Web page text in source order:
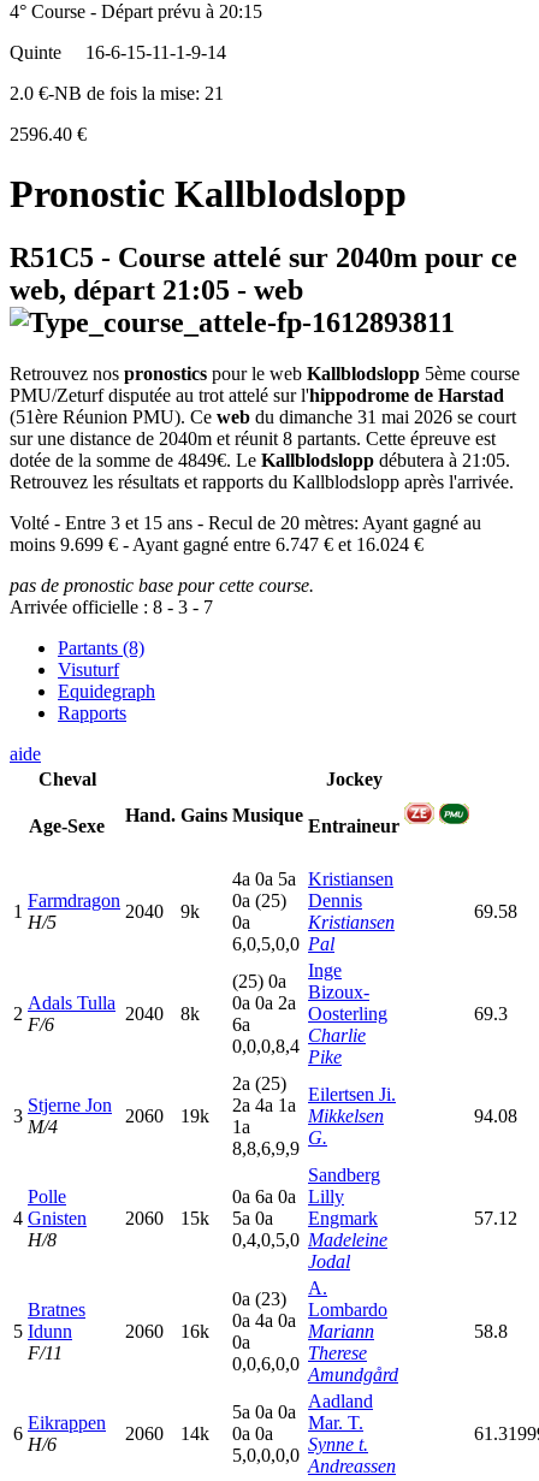
4° Course - Départ prévu à 20:15
Quinte
16-6-15-11-1-9-14
2.0 €-NB de fois la mise: 21
2596.40 €
Pronostic Kallblodslopp
R51C5 - Course attelé sur 2040m pour ce
web, départ 21:05 - web
Retrouvez nos pronostics pour le web Kallblodslopp 5ème course
PMU/Zeturf disputée au trot attelé sur l'hippodrome de Harstad
(51ère Réunion PMU). Ce web du dimanche 31 mai 2026 se court
sur une distance de 2040m et réunit 8 partants. Cette épreuve est
dotée de la somme de 4849€. Le Kallblodslopp débutera à 21:05.
Retrouvez les résultats et rapports du Kallblodslopp après l'arrivée.
Volté - Entre 3 et 15 ans - Recul de 20 mètres: Ayant gagné au
moins 9.699 € - Ayant gagné entre 6.747 € et 16.024 €
pas de pronostic base pour cette course.
Arrivée officielle : 8 - 3 - 7
Partants (8)
Visuturf
Equidegraph
Rapports
aide
Cheval
Age-Sexe
Hand. Gains Musique
Jockey
Entraineur
1
Farmdragon
H/5
2040 9k
4a 0a 5a
0a (25)
0a
6,0,5,0,0
Kristiansen
Dennis
Kristiansen
Pal
69.58
2
Adals Tulla
F/6
2040 8k
(25) 0a
0a 0a 2a
6a
0,0,0,8,4
Inge
Bizoux-
Oosterling
Charlie
Pike
69.3
3
Stjerne Jon
M/4
2060 19k
2a (25)
2a 4a 1a
1a
8,8,6,9,9
Eilertsen Ji.
Mikkelsen
G.
94.08
4
Polle
Gnisten
H/8
2060 15k
0a 6a 0a
5a 0a
0,4,0,5,0
Sandberg
Lilly
Engmark
Madeleine
Jodal
57.12
5
Bratnes
Idunn
F/11
2060 16k
0a (23)
0a 4a 0a
0a
0,0,6,0,0
A.
Lombardo
Mariann
Therese
Amundgård
58.8
6
Eikrappen
H/6
2060 14k
5a 0a 0a
0a 0a
5,0,0,0,0
Aadland
Mar. T.
Synne t.
Andreassen